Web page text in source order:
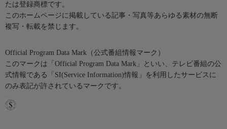
たは登録商標です。
このホームページに掲載している記事・写真等あらゆる素材の無断
複写・転載を禁じます。
Official Program Data Mark（公式番組情報マーク）
このマークは「Official Program Data Mark」といい、テレビ番組の公
式情報である「SI(Service Information)情報」を利用したサービスに
のみ表記が許されているマークです。